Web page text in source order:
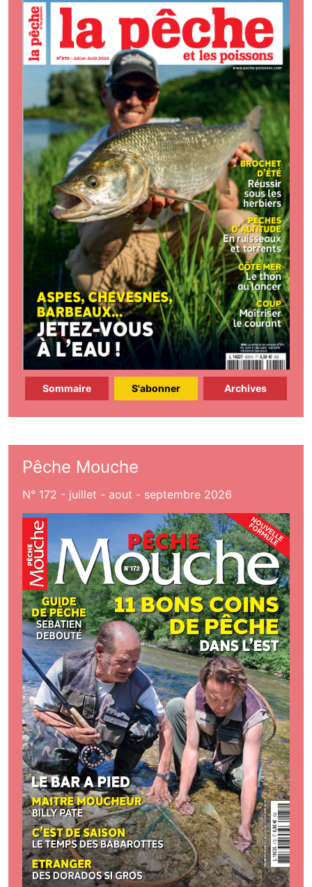
Sommaire S'abonner Archives
Pêche Mouche
N° 172 - juillet - aout - septembre 2026